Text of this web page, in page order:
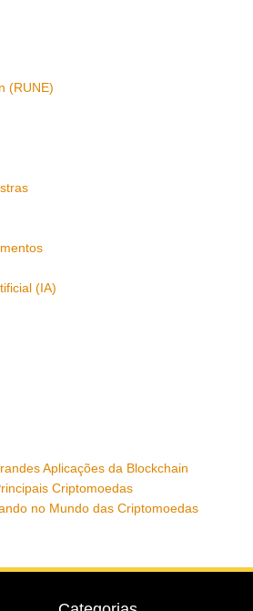
(RUNE)
(IA)
Aplicações da Blockchain
Criptomoedas
no Mundo das Criptomoedas